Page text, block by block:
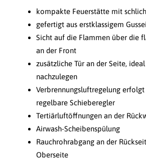
kompakte Feuerstätte mit
gefertigt aus erstklassigem
Sicht auf die Flammen über die
an der Front
zusätzliche Tür an der Seite,
nachzulegen
Verbrennungsluftregelung
regelbare Schieberegler
Tertiärluftöffnungen an der
Airwash-Scheibenspülung
Rauchrohrabgang an der
Oberseite